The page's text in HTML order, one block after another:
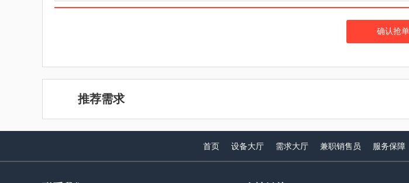
确认抢单
推荐需求
首页 设备大厅 需求大厅 兼职销售员 服务保障